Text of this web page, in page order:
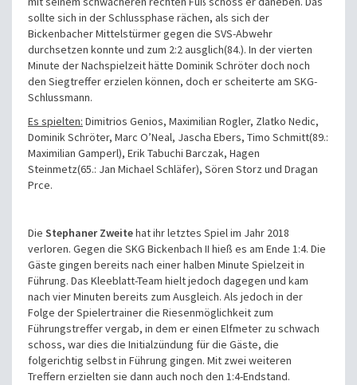
sollte sich in der Schlussphase rächen, als sich der
Bickenbacher Mittelstürmer gegen die SVS-Abwehr
durchsetzen konnte und zum 2:2 ausglich(84.). In der vierten
Minute der Nachspielzeit hätte Dominik Schröter doch noch
den Siegtreffer erzielen können, doch er scheiterte am SKG-
Schlussmann.
Es spielten: Dimitrios Genios, Maximilian Rogler, Zlatko Nedic,
Dominik Schröter, Marc O’Neal, Jascha Ebers, Timo Schmitt(89.:
Maximilian Gamperl), Erik Tabuchi Barczak, Hagen
Steinmetz(65.: Jan Michael Schläfer), Sören Storz und Dragan
Prce.
Die Stephaner Zweitehat ihr letztes Spiel im Jahr 2018
verloren. Gegen die SKG Bickenbach II hieß es am Ende 1:4. Die
Gäste gingen bereits nach einer halben Minute Spielzeit in
Führung. Das Kleeblatt-Team hielt jedoch dagegen und kam
nach vier Minuten bereits zum Ausgleich. Als jedoch in der
Folge der Spielertrainer die Riesenmöglichkeit zum
Führungstreffer vergab, in dem er einen Elfmeter zu schwach
schoss, war dies die Initialzündung für die Gäste, die
folgerichtig selbst in Führung gingen. Mit zwei weiteren
Treffern erzielten sie dann auch noch den 1:4-Endstand.